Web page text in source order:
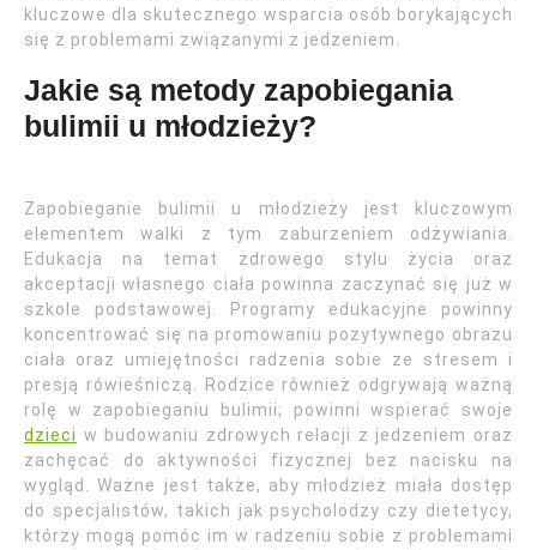
kluczowe dla skutecznego wsparcia osób borykających
się z problemami związanymi z jedzeniem.
Jakie są metody zapobiegania
bulimii u młodzieży?
Zapobieganie bulimii u młodzieży jest kluczowym
elementem walki z tym zaburzeniem odżywiania.
Edukacja na temat zdrowego stylu życia oraz
akceptacji własnego ciała powinna zaczynać się już w
szkole podstawowej. Programy edukacyjne powinny
koncentrować się na promowaniu pozytywnego obrazu
ciała oraz umiejętności radzenia sobie ze stresem i
presją rówieśniczą. Rodzice również odgrywają ważną
rolę w zapobieganiu bulimii; powinni wspierać swoje
dzieci w budowaniu zdrowych relacji z jedzeniem oraz
zachęcać do aktywności fizycznej bez nacisku na
wygląd. Ważne jest także, aby młodzież miała dostęp
do specjalistów, takich jak psycholodzy czy dietetycy,
którzy mogą pomóc im w radzeniu sobie z problemami